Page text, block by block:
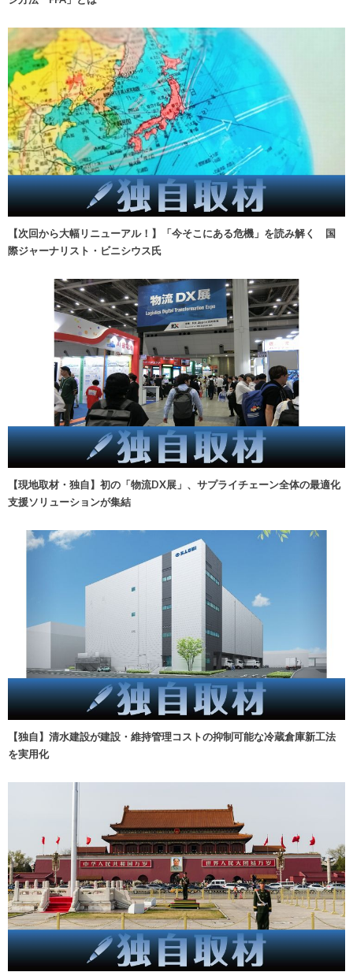
【次回から大幅リニューアル！】「今そこにある危機」を読み解く 国
際ジャーナリスト・ビニシウス氏
【現地取材・独自】初の「物流DX展」、サプライチェーン全体の最適化
支援ソリューションが集結
【独自】清水建設が建設・維持管理コストの抑制可能な冷蔵倉庫新工法
を実用化